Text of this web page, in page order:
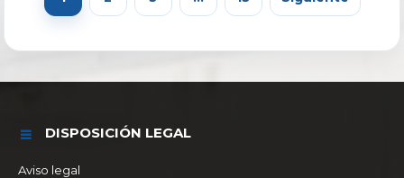
DISPOSICIÓN LEGAL
Aviso legal